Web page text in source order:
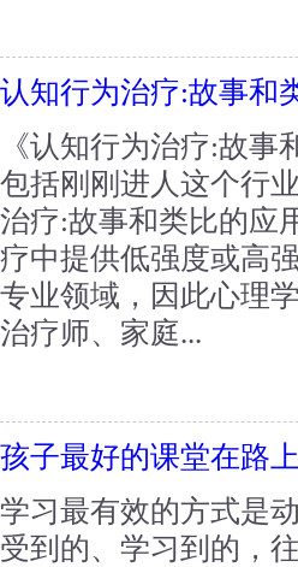
认知行为治疗:故事和
《认知行为治疗:故
包括刚刚进人这个行
治疗:故事和类比的应
疗中提供低强度或高
专业领域，因此心理
治疗师、家庭...
孩子最好的课堂在路上
学习最有效的方式是
受到的、学习到的，